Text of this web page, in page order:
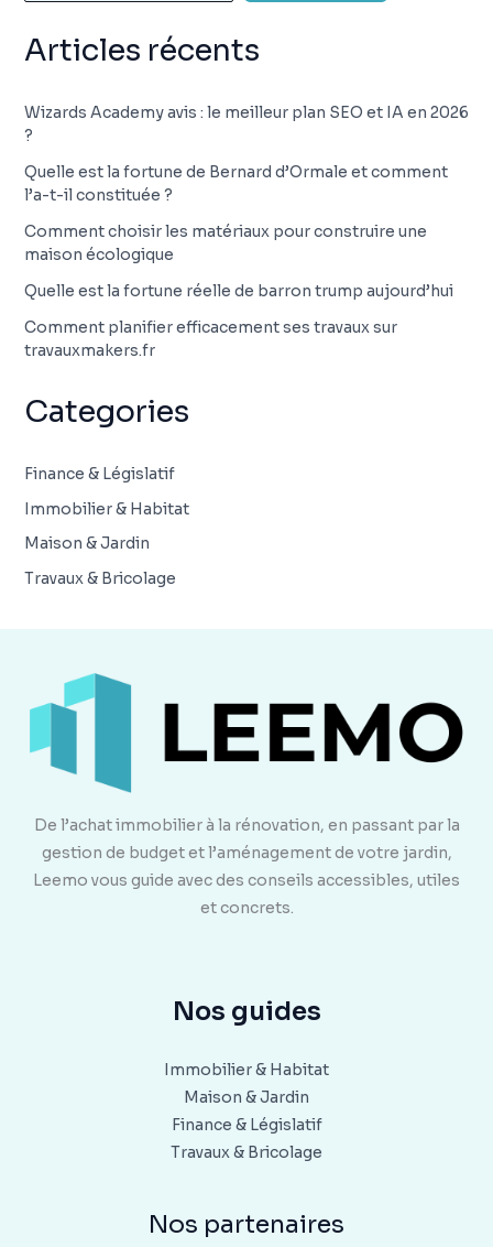
Articles récents
Wizards Academy avis : le meilleur plan SEO et IA en 2026
?
Quelle est la fortune de Bernard d’Ormale et comment
l’a-t-il constituée ?
Comment choisir les matériaux pour construire une
maison écologique
Quelle est la fortune réelle de barron trump aujourd’hui
Comment planifier efficacement ses travaux sur
travauxmakers.fr
Categories
Finance & Législatif
Immobilier & Habitat
Maison & Jardin
Travaux & Bricolage
De l’achat immobilier à la rénovation, en passant par la
gestion de budget et l’aménagement de votre jardin,
Leemo vous guide avec des conseils accessibles, utiles
et concrets.
Nos guides
Immobilier & Habitat
Maison & Jardin
Finance & Législatif
Travaux & Bricolage
Nos partenaires